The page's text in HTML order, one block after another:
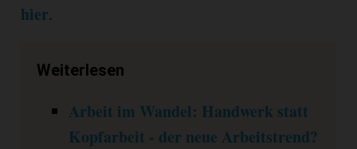
hier.
Weiterlesen
Arbeit im Wandel: Handwerk statt
Kopfarbeit - der neue Arbeitstrend?